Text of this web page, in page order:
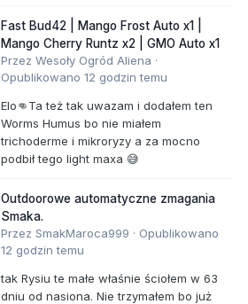
Fast Bud42 | Mango Frost Auto x1 |
Mango Cherry Runtz x2 | GMO Auto x1
Przez Wesoły Ogród Aliena ·
Opublikowano 12 godzin temu
Elo👊Ta też tak uwazam i dodałem ten
Worms Humus bo nie miałem
trichoderme i mikroryzy a za mocno
podbił tego light maxa 😅
Outdoorowe automatyczne zmagania
Smaka.
Przez SmakMaroca999 · Opublikowano
12 godzin temu
tak Rysiu te małe właśnie ściołem w 63
dniu od nasiona. Nie trzymałem bo już